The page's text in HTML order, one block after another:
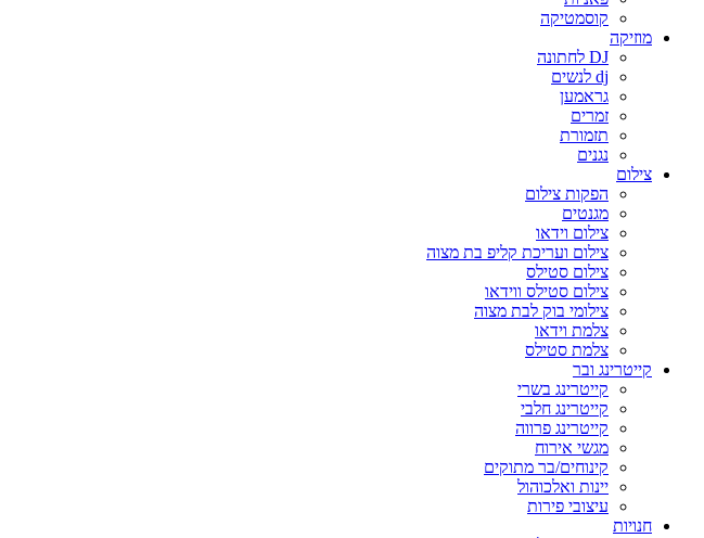
קוסמטיקה
מוזיקה
DJ לחתונה
dj לנשים
גראמען
זמרים
תזמורת
נגנים
צילום
הפקות צילום
מגנטים
צילום וידאו
צילום ועריכת קליפ בת מצוה
צילום סטילס
צילום סטילס ווידאו
צילומי בוק לבת מצוה
צלמת וידאו
צלמת סטילס
קייטרינג ובר
קייטרינג בשרי
קייטרינג חלבי
קייטרינג פרווה
מגשי אירוח
קינוחים/בר מתוקים
יינות ואלכוהול
עיצובי פירות
חנויות